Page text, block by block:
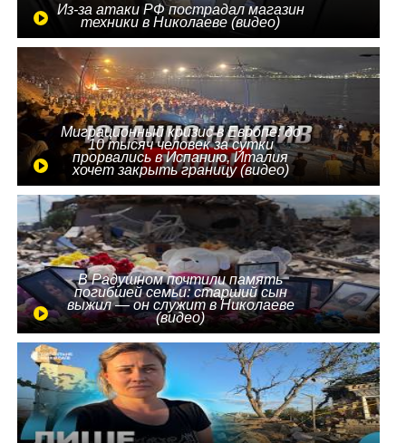
Из-за атаки РФ пострадал магазин
техники в Николаеве (видео)
Миграционный кризис в Европе: до
10 тысяч человек за сутки
прорвались в Испанию, Италия
хочет закрыть границу (видео)
В Радушном почтили память
погибшей семьи: старший сын
выжил — он служит в Николаеве
(видео)